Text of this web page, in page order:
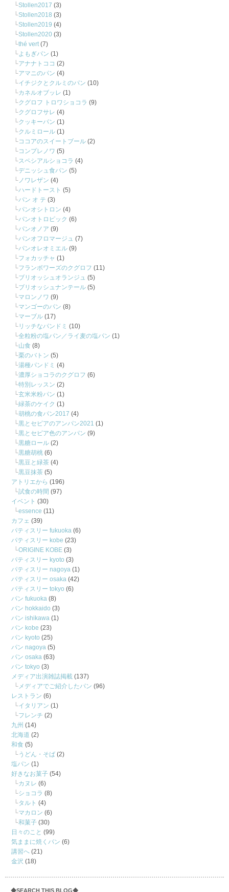
Stollen2017 (3)
Stollen2018 (3)
Stollen2019 (4)
Stollen2020 (3)
thé vert(7)
よもぎパン (1)
アナナトココ (2)
アマニのパン (4)
イチジクとクルミのパン (10)
カネルオブッレ (1)
クグロフ トロワショコラ (9)
クグロフサレ (4)
クッキーパン (1)
クルミロール (1)
ココアのスイートブール (2)
コンプレノワ (5)
スペシアルショコラ (4)
デニッシュ食パン (5)
ノワレザン (4)
ハードトースト (5)
パン オ テ (3)
パンオシトロン (4)
パンオトロピック (6)
パンオノア (9)
パンオフロマージュ (7)
パンオレオミエル (9)
フォカッチャ (1)
フランボワーズのクグロフ (11)
ブリオッシュオランジュ (5)
ブリオッシュナンテール (5)
マロンノワ (9)
マンゴーのパン (8)
マーブル (17)
リッチなパンドミ (10)
全粒粉の塩パン／ライ麦の塩パン (1)
山食 (8)
栗のバトン (5)
湯種パンドミ (4)
濃厚ショコラのクグロフ (6)
特別レッスン (2)
玄米米粉パン (1)
緑茶のケイク (1)
胡桃の食パン2017 (4)
黒とセピアのアンパン2021 (1)
黒とセピア色のアンパン (9)
黒糖ロール (2)
黒糖胡桃 (6)
黒豆と緑茶 (4)
黒豆抹茶 (5)
アトリエから (196)
試食の時間 (97)
イベント (30)
essence (11)
カフェ (39)
パティスリー fukuoka (6)
パティスリー kobe (23)
ORIGINE KOBE (3)
パティスリー kyoto (3)
パティスリー nagoya (1)
パティスリー osaka (42)
パティスリー tokyo (6)
パン fukuoka (8)
パン hokkaido (3)
パン ishikawa (1)
パン kobe (23)
パン kyoto (25)
パン nagoya (5)
パン osaka (63)
パン tokyo (3)
メディア出演雑誌掲載 (137)
メディアでご紹介したパン (96)
レストラン (6)
イタリアン (1)
フレンチ (2)
九州 (14)
北海道 (2)
和食 (5)
うどん・そば (2)
塩パン (1)
好きなお菓子 (54)
カヌレ (6)
ショコラ (8)
タルト (4)
マカロン (6)
和菓子 (30)
日々のこと (99)
気ままに焼くパン (6)
講習へ (21)
金沢 (18)
◆SEARCH THIS BLOG◆